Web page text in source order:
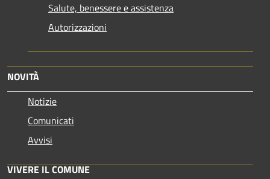
Salute, benessere e assistenza
Autorizzazioni
NOVITÀ
Notizie
Comunicati
Avvisi
VIVERE IL COMUNE